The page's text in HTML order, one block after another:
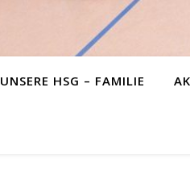
UNSERE HSG – FAMILIE